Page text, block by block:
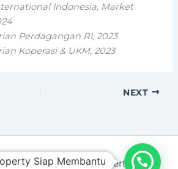
Indonesia, Market
Perdagangan RI, 2023
Koperasi & UKM, 2023
NEXT
2026 Sarana Jaya Property
Siap Membantu